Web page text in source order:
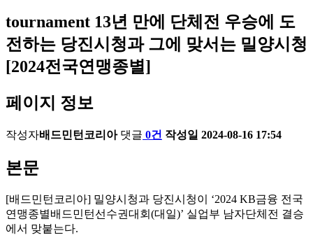
tournament 13년 만에 단체전 우승에 도
전하는 당진시청과 그에 맞서는 밀양시청
[2024전국연맹종별]
페이지 정보
작성자배드민턴코리아 댓글 0건 작성일 2024-08-16 17:54
본문
[배드민턴코리아] 밀양시청과 당진시청이 ‘2024 KB금융 전국
연맹종별배드민턴선수권대회 (대일)’ 실업부 남자단체전 결승
에서 맞붙는다.